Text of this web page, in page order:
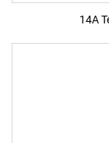
14A